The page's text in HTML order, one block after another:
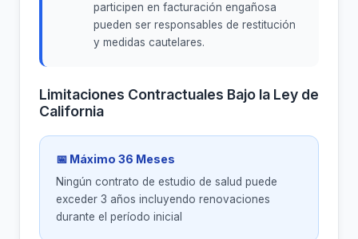
participen en facturación engañosa
pueden ser responsables de restitución
y medidas cautelares.
Limitaciones Contractuales Bajo la Ley de
California
📅 Máximo 36 Meses
Ningún contrato de estudio de salud puede
exceder 3 años incluyendo renovaciones
durante el período inicial